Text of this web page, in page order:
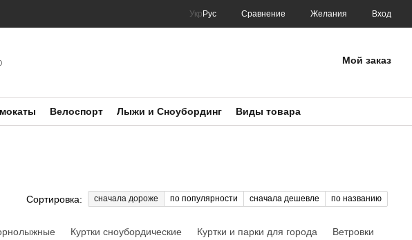
Укр Рус Сравнение Желания Вход
Мой заказ
Велоспорт Лыжи и Сноубординг Виды товара
Сортировка: сначала дороже по популярности сначала дешевле по названию
Куртки сноубордические Куртки и парки для города Ветровки